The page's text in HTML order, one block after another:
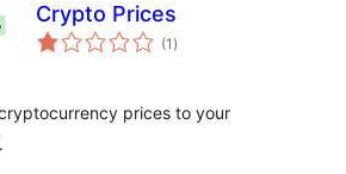
Crypto Prices
(1 total
de
)
prices to your